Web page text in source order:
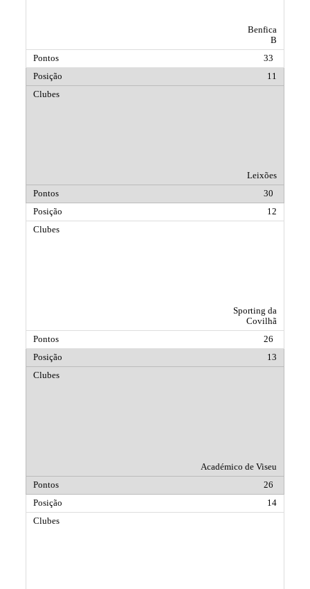
Benfica
B
33
11
Leixões
30
12
Sporting da
Covilhã
26
13
Académico de Viseu
26
14